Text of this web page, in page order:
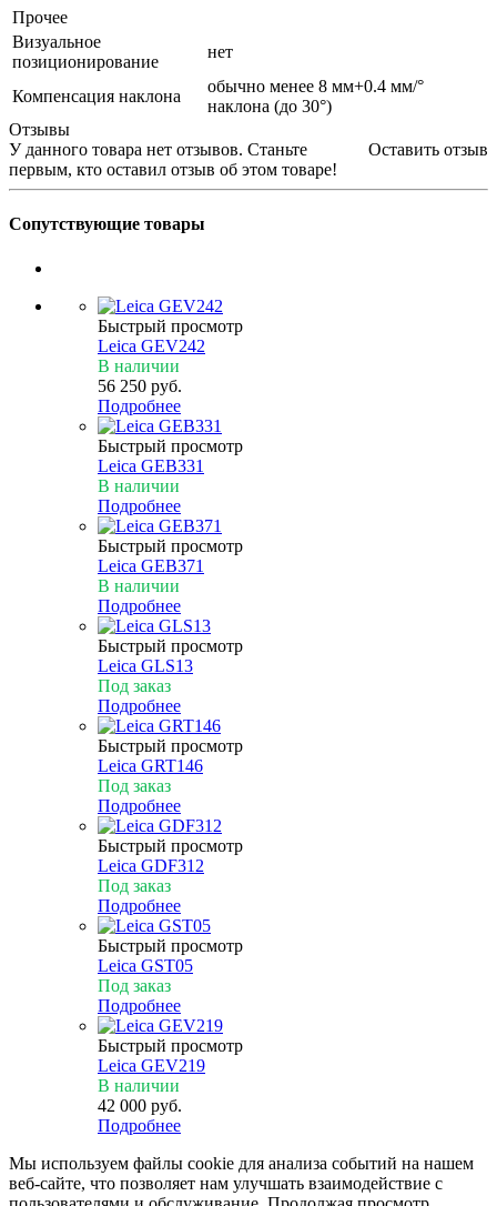
Прочее
Визуальное
позиционирование
нет
Компенсация наклона
обычно менее 8 мм+0.4 мм/°
наклона (до 30°)
Отзывы
Оставить отзыв
У данного товара нет отзывов. Станьте
первым, кто оставил отзыв об этом товаре!
Сопутствующие товары
Быстрый просмотр
Leica GEV242
В наличии
56 250 руб.
Подробнее
Быстрый просмотр
Leica GEB331
В наличии
Подробнее
Быстрый просмотр
Leica GEB371
В наличии
Подробнее
Быстрый просмотр
Leica GLS13
Под заказ
Подробнее
Быстрый просмотр
Leica GRT146
Под заказ
Подробнее
Быстрый просмотр
Leica GDF312
Под заказ
Подробнее
Быстрый просмотр
Leica GST05
Под заказ
Подробнее
Быстрый просмотр
Leica GEV219
В наличии
42 000 руб.
Подробнее
Мы используем файлы cookie для анализа событий на нашем
веб-сайте, что позволяет нам улучшать взаимодействие с